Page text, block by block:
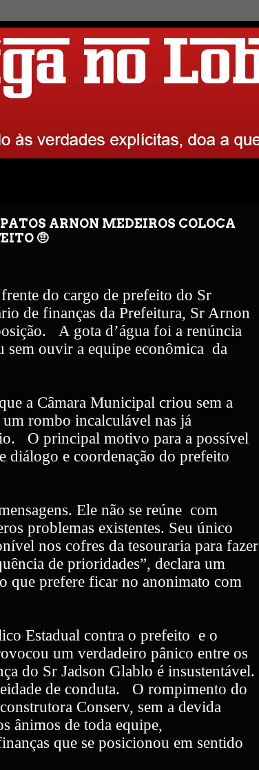
ARNON MEDEIROS COLOCA
🤨
do cargo de prefeito do Sr
de finanças da Prefeitura, Sr Arnon
A gota d’água foi a renúncia
sem ouvir a equipe econômica da
a Câmara Municipal criou sem a
rombo incalculável nas já
O principal motivo para a possível
diálogo e coordenação do prefeito
Ele não se reúne com
problemas existentes. Seu único
nos cofres da tesouraria para fazer
de prioridades”, declara um
que prefere ficar no anonimato com
Estadual contra o prefeito e o
um verdadeiro pânico entre os
do Sr Jadson Glablo é insustentável.
de conduta.
O rompimento do
Conserv, sem a devida
ânimos de toda equipe,
que se posicionou em sentido